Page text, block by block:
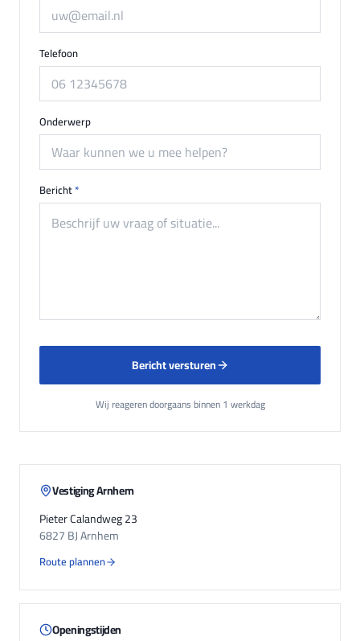
Telefoon
Onderwerp
Bericht*
Bericht versturen
Wij reageren doorgaans binnen 1 werkdag
Vestiging Arnhem
Pieter Calandweg 23
6827 BJ Arnhem
Route plannen
Openingstijden